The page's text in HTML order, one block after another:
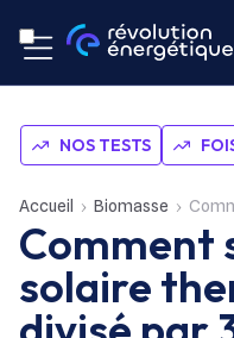
NOS TESTS
Accueil Biomasse Comment
Comment
solaire